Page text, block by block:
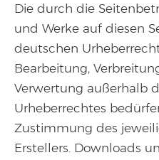
Die durch die
und Werke auf diesen
deutschen
Bearbeitung,
Verwertung außerhalb
Urheberrechtes
Zustimmung des
Erstellers. Downloads